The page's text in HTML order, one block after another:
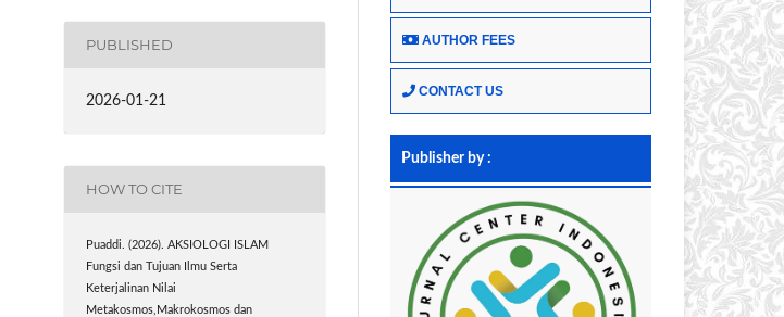
PUBLISHED
2026-01-21
HOW TO CITE
Puaddi. (2026). AKSIOLOGI ISLAM
Fungsi dan Tujuan Ilmu Serta
Keterjalinan Nilai
Metakosmos,Makrokosmos dan
AUTHOR FEES
CONTACT US
Publisher by :